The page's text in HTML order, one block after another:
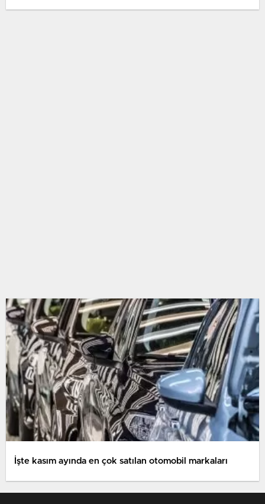
İşte kasım ayında en çok satılan otomobil markaları